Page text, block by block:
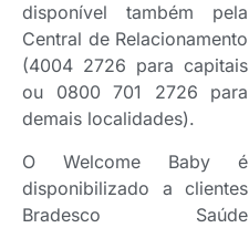
disponível também pela
Central de Relacionamento
(4004 2726 para capitais
ou 0800 701 2726 para
demais localidades).
O Welcome Baby é
disponibilizado a clientes
Bradesco Saúde